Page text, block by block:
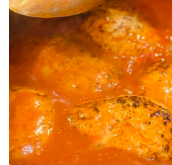
ノート
お問い合わせ